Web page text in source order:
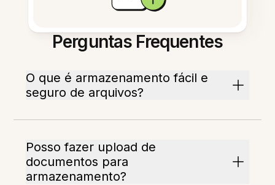
Perguntas Frequentes
O que é armazenamento fácil e
seguro de arquivos?
Posso fazer upload de
documentos para
armazenamento?